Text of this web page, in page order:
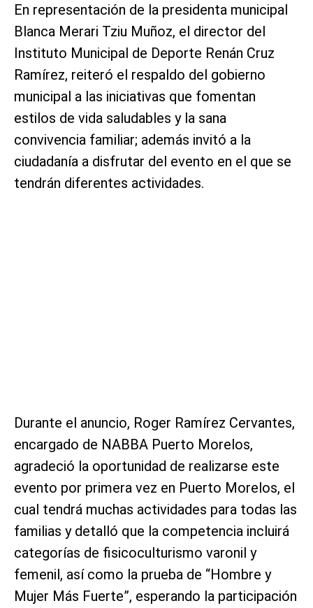
En representación de la presidenta municipal
Blanca Merari Tziu Muñoz, el director del
Instituto Municipal de Deporte Renán Cruz
Ramírez, reiteró el respaldo del gobierno
municipal a las iniciativas que fomentan
estilos de vida saludables y la sana
convivencia familiar; además invitó a la
ciudadanía a disfrutar del evento en el que se
tendrán diferentes actividades.
Durante el anuncio, Roger Ramírez Cervantes,
encargado de NABBA Puerto Morelos,
agradeció la oportunidad de realizarse este
evento por primera vez en Puerto Morelos, el
cual tendrá muchas actividades para todas las
familias y detalló que la competencia incluirá
categorías de fisicoculturismo varonil y
femenil, así como la prueba de “Hombre y
Mujer Más Fuerte”, esperando la participación